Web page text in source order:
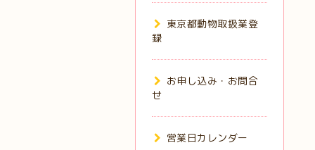
東京都動物取扱業登
録
お申し込み・お問合
せ
営業日カレンダー